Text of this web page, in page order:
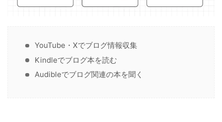
YouTube・Xでブログ情報収集
Kindleでブログ本を読む
Audibleでブログ関連の本を聞く